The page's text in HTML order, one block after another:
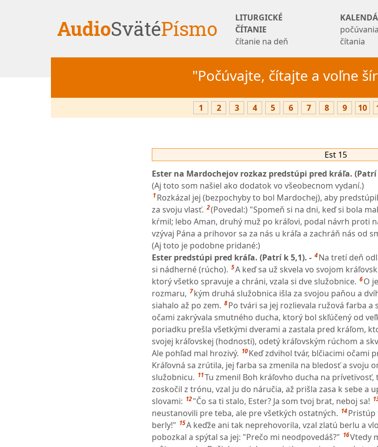
AudioSvätéPísmo
LITURGICKÉ
ČÍTANIE
čítanie na deň
čítania
"Počúvajte, čítajte a voľne
1 2 3 4 5 6 7 8 9 10
Est 15
Ester na Mardochejov rozkaz predstúpi pred kráľa. (Patrí
(Aj toto som našiel ako dodatok vo všeobecnom vydaní.)
1 Rozkázal jej (bezpochyby to bol Mardochej), aby
za svoju vlasť. 2(Povedal:) "Spomeň si na dni, keď si bola
kŕmil; lebo Aman, druhý muž po kráľovi, podal návrh proti
vzývaj Pána a prihovor sa za nás u kráľa a zachráň nás od
(Aj toto je podobne pridané:)
Ester predstúpi pred kráľa. (Patrí k 5,1). - 4 Na tretí deň
si nádherné (rúcho). 5A keď sa už skvela vo svojom
ktorý všetko spravuje a chráni, vzala si dve služobnice. 6 O
rozmaru, 7 kým druhá služobnica išla za svojou paňou a
siahalo až po zem. 8 Po tvári sa jej rozlievala ružová farba a
očami zakrývala smutného ducha, ktorý bol skľúčený od
poriadku prešla všetkými dverami a zastala pred kráľom,
svojej kráľovskej (hodnosti), odetý kráľovským rúchom a
Ale pohľad mal hrozivý. 10 Keď zdvihol tvár, blčiacimi očami
Kráľovná sa zrútila, jej farba sa zmenila na bledosť a svoju
služobnicu. 11Tu zmenil Boh kráľovho ducha na prívetivosť,
zoskočil z trónu, vzal ju do náručia, až prišla zasa k sebe a
slovami: 12 "Čo sa ti stalo, Ester? Ja som tvoj brat, neboj sa!
neustanovili pre teba, ale pre všetkých ostatných. 14 Pristúp
berly!" 15A keďže ani tak neprehovorila, vzal zlatú berlu a
pobozkal a spýtal sa jej: "Prečo mi neodpovedáš?" 16Vtedy